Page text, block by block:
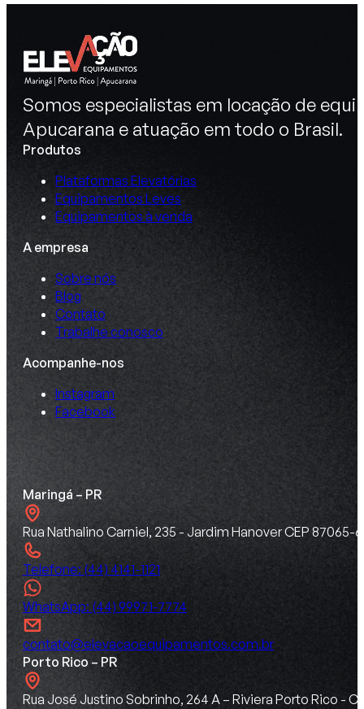
Somos especialistas em locação de
Apucarana e atuação em todo o Brasil.
Produtos
Plataformas Elevatórias
Equipamentos Leves
Equipamentos à venda
A empresa
Sobre nós
Blog
Contato
Trabalhe conosco
Acompanhe-nos
Instagram
Facebook
Maringá – PR
Rua Nathalino Carniel, 235 - Jardim Hanover CEP 87065-
Telefone: (44) 4141-1121
WhatsApp: (44) 99971-7774
contato@elevacaoequipamentos.com.br
Porto Rico – PR
Rua José Justino Sobrinho, 264 A – Riviera Porto Rico -